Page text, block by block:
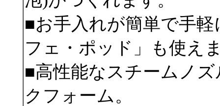
■お手入れが簡単で手
フェ・ポッド」も使え
■高性能なスチームノ
クフォーム。